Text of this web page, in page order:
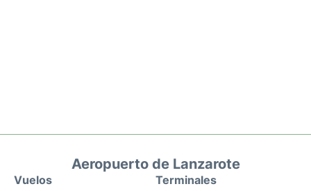
Aeropuerto de Lanzarote
Vuelos
Terminales